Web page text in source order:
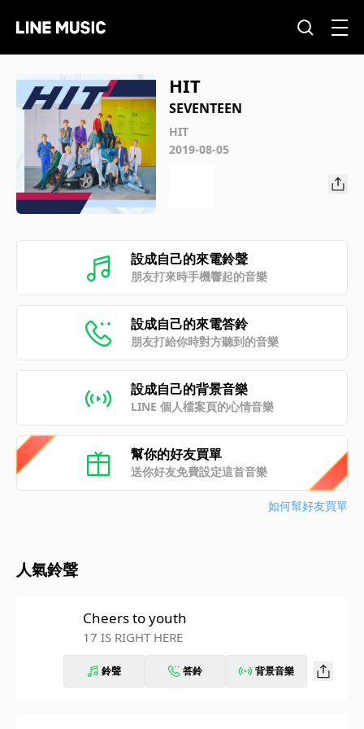
HIT
SEVENTEEN
HIT
2019-08-05
設成自己的來電鈴聲
朋友打來時手機響起的音樂
設成自己的來電答鈴
朋友打給你時對方聽到的音樂
設成自己的背景音樂
LINE 個人檔案頁的心情音樂
幫你的好友買單
送你好友免費設定這首音樂
如何幫好友買單
人氣鈴聲
Cheers to youth
17 IS RIGHT HERE
鈴聲 答鈴 背景音樂